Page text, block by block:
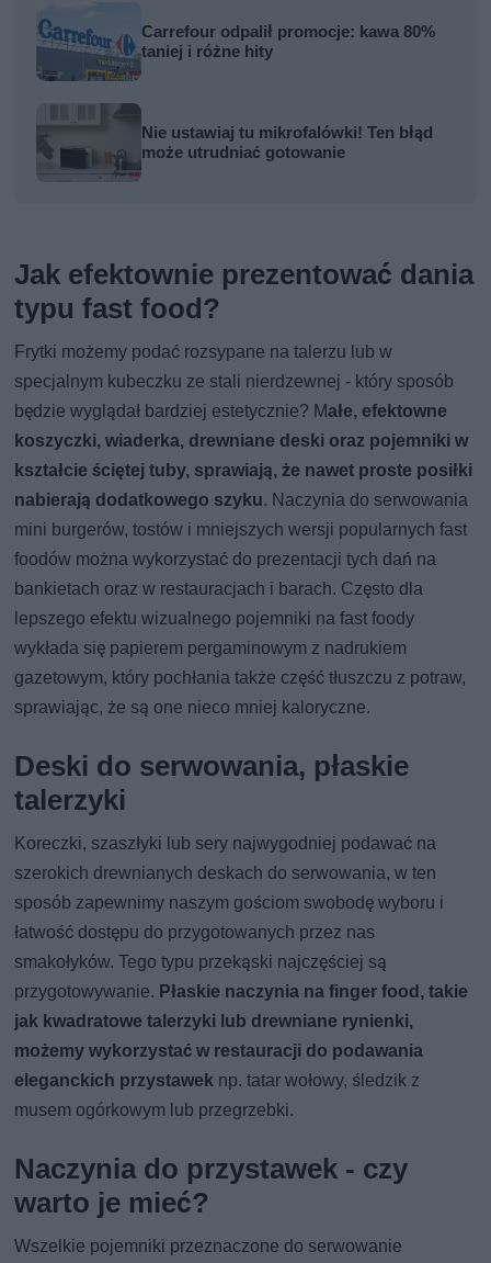
Carrefour odpalił promocje: kawa 80%
taniej i różne hity
Nie ustawiaj tu mikrofalówki! Ten błąd
może utrudniać gotowanie
Jak efektownie prezentować dania
typu fast food?
Frytki możemy podać rozsypane na talerzu lub w
specjalnym kubeczku ze stali nierdzewnej - który sposób
będzie wyglądał bardziej estetycznie? Małe, efektowne
koszyczki, wiaderka, drewniane deski oraz pojemniki w
kształcie ściętej tuby, sprawiają, że nawet proste posiłki
nabierają dodatkowego szyku. Naczynia do serwowania
mini burgerów, tostów i mniejszych wersji popularnych fast
foodów można wykorzystać do prezentacji tych dań na
bankietach oraz w restauracjach i barach. Często dla
lepszego efektu wizualnego pojemniki na fast foody
wykłada się papierem pergaminowym z nadrukiem
gazetowym, który pochłania także część tłuszczu z potraw,
sprawiając, że są one nieco mniej kaloryczne.
Deski do serwowania, płaskie
talerzyki
Koreczki, szaszłyki lub sery najwygodniej podawać na
szerokich drewnianych deskach do serwowania, w ten
sposób zapewnimy naszym gościom swobodę wyboru i
łatwość dostępu do przygotowanych przez nas
smakołyków. Tego typu przekąski najczęściej są
przygotowywanie. Płaskie naczynia na finger food, takie
jak kwadratowe talerzyki lub drewniane rynienki,
możemy wykorzystać w restauracji do podawania
eleganckich przystawek np. tatar wołowy, śledzik z
musem ogórkowym lub przegrzebki.
Naczynia do przystawek - czy
warto je mieć?
Wszelkie pojemniki przeznaczone do serwowanie